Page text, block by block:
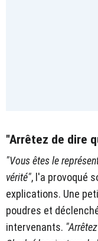
"Arrêtez de dire
"Vous êtes le
vérité", l'a provoqué
explications. Une
poudres et
intervenants.